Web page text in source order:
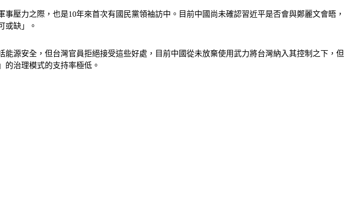
壓力之際，也是10年來首次有國民黨領袖訪中。目前中國尚未確認習近平是否會與鄭麗文會晤，
或缺」。
源安全，但台灣官員拒絕接受這些好處，目前中國從未放棄使用武力將台灣納入其控制之下，但
治理模式的支持率極低。